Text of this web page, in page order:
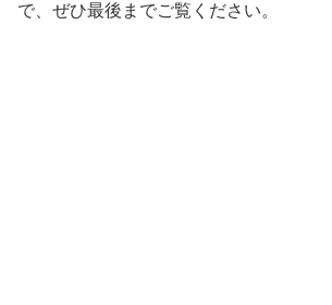
で、ぜひ最後までご覧ください。